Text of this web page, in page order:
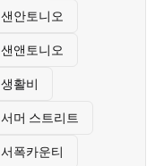
샌안토니오
샌앤토니오
생활비
서머 스트리트
서폭카운티